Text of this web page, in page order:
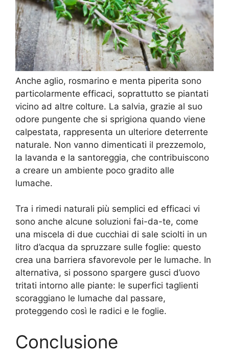
Anche aglio, rosmarino e menta piperita sono
particolarmente efficaci, soprattutto se piantati
vicino ad altre colture. La salvia, grazie al suo
odore pungente che si sprigiona quando viene
calpestata, rappresenta un ulteriore deterrente
naturale. Non vanno dimenticati il prezzemolo,
la lavanda e la santoreggia, che contribuiscono
a creare un ambiente poco gradito alle
lumache.
Tra i rimedi naturali più semplici ed efficaci vi
sono anche alcune soluzioni fai-da-te, come
una miscela di due cucchiai di sale sciolti in un
litro d’acqua da spruzzare sulle foglie: questo
crea una barriera sfavorevole per le lumache. In
alternativa, si possono spargere gusci d’uovo
tritati intorno alle piante: le superfici taglienti
scoraggiano le lumache dal passare,
proteggendo così le radici e le foglie.
Conclusione